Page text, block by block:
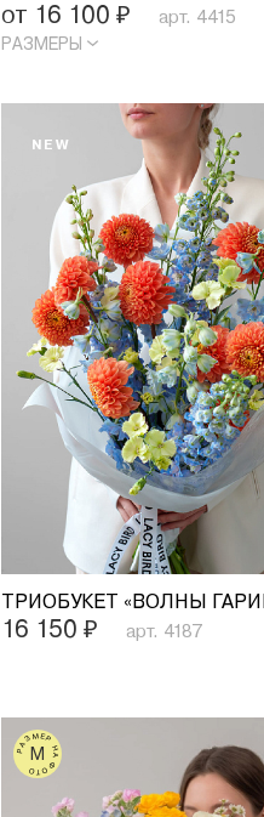
от 16 100 ₽ арт. 4415
РАЗМЕРЫ
NEW
16 150 ₽ арт. 4187
РАЗМЕР НА ФОТО
M